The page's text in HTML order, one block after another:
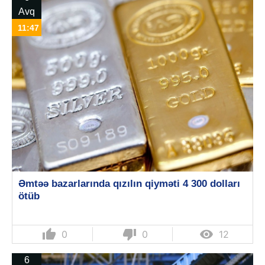
Avq
11:47
Əmtəə bazarlarında qızılın qiyməti 4 300 dolları
ötüb
thumb_up 0 thumb_down 0  12
6